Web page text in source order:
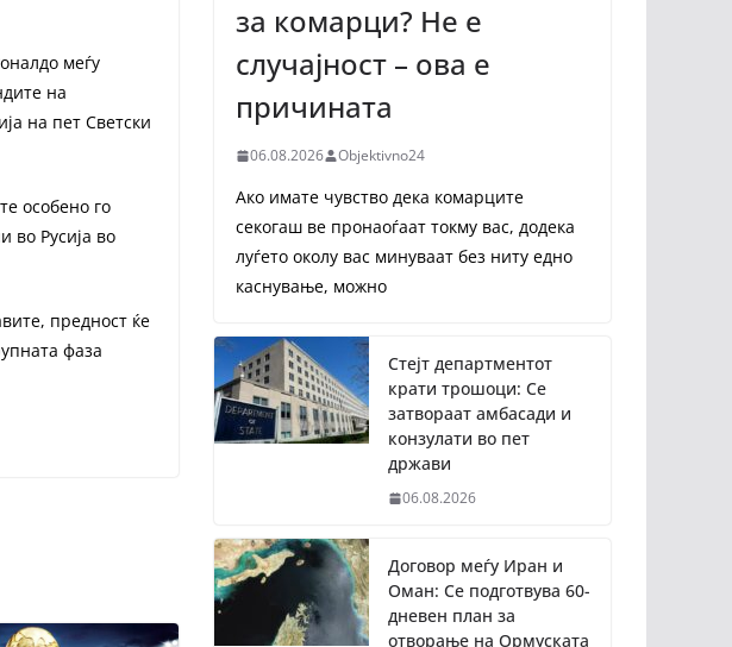
меѓу
на
на пет Светски
особено го
во Русија во
предност ќе
фаза
за комарци? Не е
случајност – ова е
причината
06.08.2026 Objektivno24
Ако имате чувство дека комарците
секогаш ве пронаоѓаат токму вас, додека
луѓето околу вас минуваат без ниту едно
каснување, можно
Стејт департментот
крати трошоци: Се
затвораат амбасади и
конзулати во пет
држави
06.08.2026
Договор меѓу Иран и
Оман: Се подготвува 60-
дневен план за
отворање на Ормуската